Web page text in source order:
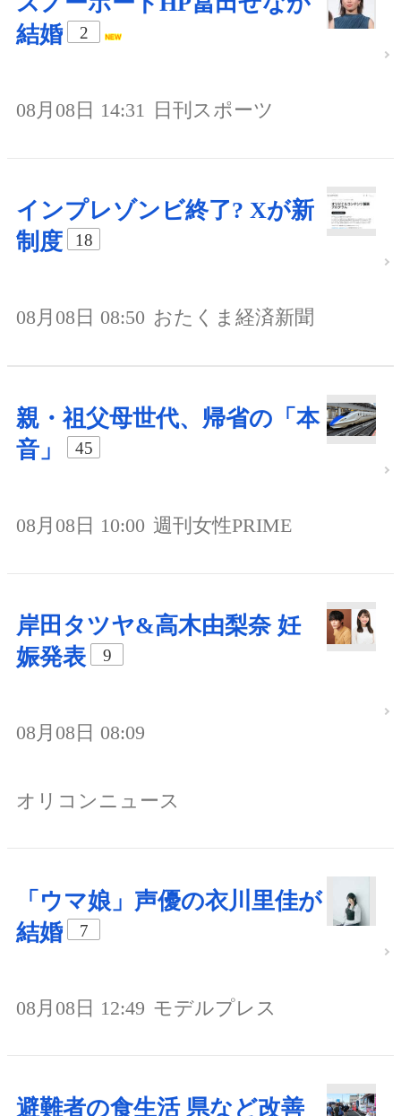
結婚
2
08月08日 14:31 日刊スポーツ
インプレゾンビ終了? Xが新
制度
18
08月08日 08:50 おたくま経済新聞
親・祖父母世代、帰省の「本
音」
45
08月08日 10:00 週刊女性PRIME
岸田タツヤ&高木由梨奈 妊
娠発表
9
08月08日 08:09
オリコンニュース
「ウマ娘」声優の衣川里佳が
結婚
7
08月08日 12:49 モデルプレス
避難者の食生活 県など改善